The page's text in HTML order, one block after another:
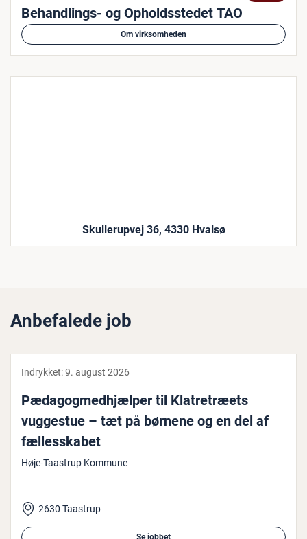
Behandlings- og Opholdsstedet TAO
Om virksomheden
Skullerupvej 36, 4330 Hvalsø
Anbefalede job
Indrykket:9. august 2026
Pæ­da­gog­med­hjæl­per til Kla­tre­træ­ets
vuggestue – tæt på børnene og en del af
fæl­les­ska­bet
Høje-Taastrup Kommune
2630 Taastrup
Se jobbet